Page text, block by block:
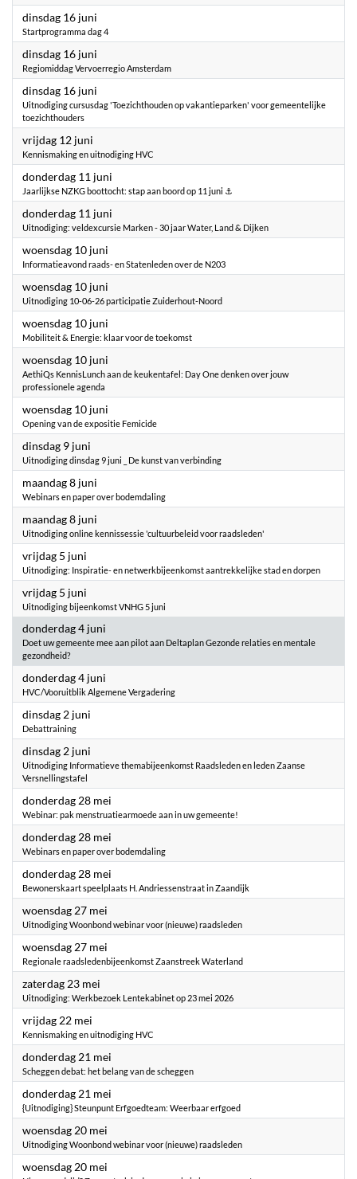
dinsdag 16 juni
Startprogramma dag 4
dinsdag 16 juni
Regiomiddag Vervoerregio Amsterdam
dinsdag 16 juni
Uitnodiging cursusdag 'Toezichthouden op vakantieparken' voor gemeentelijke
toezichthouders
vrijdag 12 juni
Kennismaking en uitnodiging HVC
donderdag 11 juni
Jaarlijkse NZKG boottocht: stap aan boord op 11 juni ⚓
donderdag 11 juni
Uitnodiging: veldexcursie Marken - 30 jaar Water, Land & Dijken
woensdag 10 juni
Informatieavond raads- en Statenleden over de N203
woensdag 10 juni
Uitnodiging 10-06-26 participatie Zuiderhout-Noord
woensdag 10 juni
Mobiliteit & Energie: klaar voor de toekomst
woensdag 10 juni
AethiQs KennisLunch aan de keukentafel: Day One denken over jouw
professionele agenda
woensdag 10 juni
Opening van de expositie Femicide
dinsdag 9 juni
Uitnodiging dinsdag 9 juni _ De kunst van verbinding
maandag 8 juni
Webinars en paper over bodemdaling
maandag 8 juni
Uitnodiging online kennissessie 'cultuurbeleid voor raadsleden'
vrijdag 5 juni
Uitnodiging: Inspiratie- en netwerkbijeenkomst aantrekkelijke stad en dorpen
vrijdag 5 juni
Uitnodiging bijeenkomst VNHG 5 juni
donderdag 4 juni
Doet uw gemeente mee aan pilot aan Deltaplan Gezonde relaties en mentale
gezondheid?
donderdag 4 juni
HVC/Vooruitblik Algemene Vergadering
dinsdag 2 juni
Debattraining
dinsdag 2 juni
Uitnodiging Informatieve themabijeenkomst Raadsleden en leden Zaanse
Versnellingstafel
donderdag 28 mei
Webinar: pak menstruatiearmoede aan in uw gemeente!
donderdag 28 mei
Webinars en paper over bodemdaling
donderdag 28 mei
Bewonerskaart speelplaats H. Andriessenstraat in Zaandijk
woensdag 27 mei
Uitnodiging Woonbond webinar voor (nieuwe) raadsleden
woensdag 27 mei
Regionale raadsledenbijeenkomst Zaanstreek Waterland
zaterdag 23 mei
Uitnodiging: Werkbezoek Lentekabinet op 23 mei 2026
vrijdag 22 mei
Kennismaking en uitnodiging HVC
donderdag 21 mei
Scheggen debat: het belang van de scheggen
donderdag 21 mei
{Uitnodiging} Steunpunt Erfgoedteam: Weerbaar erfgoed
woensdag 20 mei
Uitnodiging Woonbond webinar voor (nieuwe) raadsleden
woensdag 20 mei